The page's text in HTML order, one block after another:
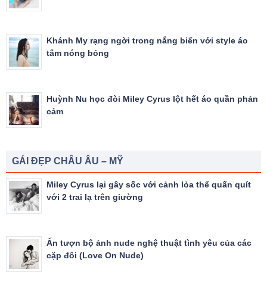
Khánh My rạng ngời trong nắng biển với style áo
tắm nóng bỏng
Huỳnh Nu học đòi Miley Cyrus lột hết áo quần phản
cảm
GÁI ĐẸP CHÂU ÂU – MỸ
Miley Cyrus lại gây sốc với cảnh lỏa thể quấn quít
với 2 trai lạ trên giường
Ấn tượn bộ ảnh nude nghệ thuật tình yêu của các
cặp đôi (Love On Nude)